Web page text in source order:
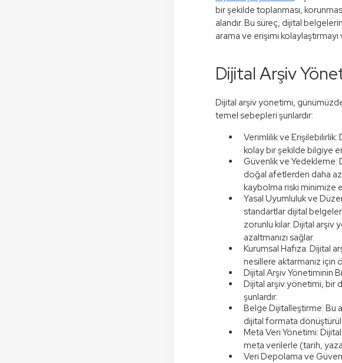
bir şekilde toplanması,
alandır. Bu süreç, dijital
arama ve erişimi
Dijital Arşiv
Dijital arşiv yönetimi,
temel sebepleri şunlardır:
Verimlilik ve Erişilebilirlik:
kolay bir şekilde bilgiye
Güvenlik ve Yedekleme:
doğal afetlerden daha
kaybolma riski minimize
Yasal Uyumluluk ve
standartlar dijital
zorunlu kılar. Dijital arşiv
azaltmanızı sağlar.
Kurumsal Hafıza: Dijital
nesillere aktarmanız için
Dijital Arşiv Yönetiminin
Dijital arşiv yönetimi, bir
şunlardır:
Belge Dijitalleştirme: Bu
dijital formata
Meta Veri Yönetimi:
meta verilerle (tarih,
Veri Depolama ve